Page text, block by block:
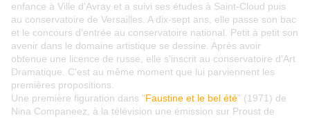
enfance à Ville d'Avray et a suivi ses études à Saint-Cloud puis
au conservatoire de Versailles. A dix-sept ans, elle passe son bac
et le concours d'entrée au conservatoire national. Petit à petit son
avenir dans le domaine artistique se dessine. Après avoir
obtenue une licence de russe, elle s'inscrit au conservatoire d'Art
Dramatique. C'est au même moment que lui parviennent les
premières propositions.
Une première figuration dans "Faustine et le bel été" (1971) de
Nina Companeez, à la télévision une émission sur Proust de